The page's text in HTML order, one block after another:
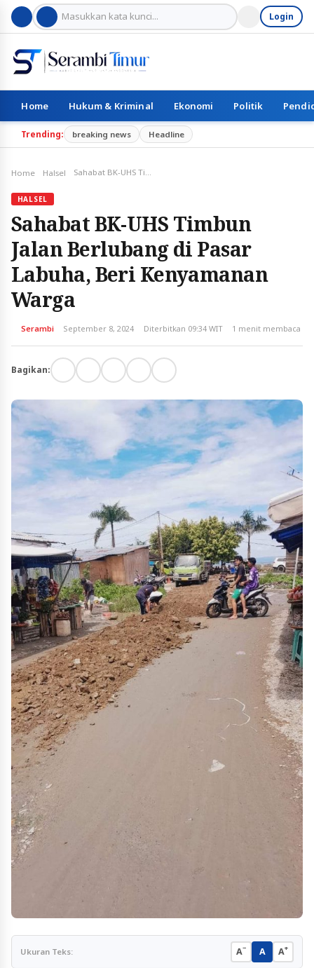
Login
Home Hukum & Kriminal Ekonomi Politik
Trending: breaking news Headline
Home Halsel Sahabat BK-UHS Timbun Jalan Berlubang di Pasar Labuha, Beri Kenyamanan Warga
HALSEL
Sahabat BK-UHS Timbun
Jalan Berlubang di Pasar
Labuha, Beri Kenyamanan
Warga
Serambi September 8, 2024 Diterbitkan 09:34 WIT 1 menit membaca
Bagikan:
Ukuran Teks: A− A A+